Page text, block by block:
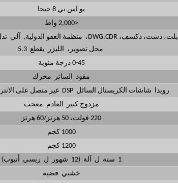
يو اس بي 8 جيجا
<2,000 واط
بلت، دست، دكسف، DWG.CDR، منظمة العفو الدولية, آلي نذل - وغد، كوريلدراو,
محل تصوير، الليزر يقطع 5.3
0-45 درجة مئوية
مقود السائر محرك
رويدا شاشات الكريستال السائل DSP غير متصل على الانترنت يتحكم نظام
مزدوج كبير العادم معجب
220 فولت، 50 هرتز/60 هرتز
1000 كجم
1200 كجم
1 سنة ل آلة (12 شهور ل ريسي أنبوب)
خشبي قضية